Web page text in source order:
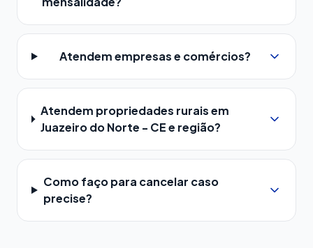
Atendem empresas e comércios?
Atendem propriedades rurais em
Juazeiro do Norte - CE e região?
Como faço para cancelar caso
precise?